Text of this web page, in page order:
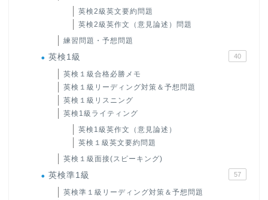
英検2級英文要約問題
英検2級英作文（意見論述）問題
練習問題・予想問題
英検1級 40
英検１級合格必勝メモ
英検１級リーディング対策＆予想問題
英検１級リスニング
英検1級ライティング
英検1級英作文（意見論述）
英検１級英文要約問題
英検１級面接(スピーキング)
英検準1級 57
英検準１級リーディング対策＆予想問題